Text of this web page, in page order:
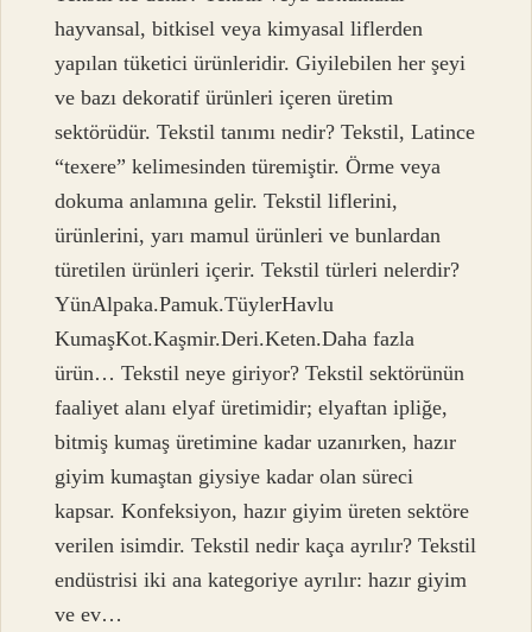
hayvansal, bitkisel veya kimyasal liflerden
yapılan tüketici ürünleridir. Giyilebilen her şeyi
ve bazı dekoratif ürünleri içeren üretim
sektörüdür. Tekstil tanımı nedir? Tekstil, Latince
“texere” kelimesinden türemiştir. Örme veya
dokuma anlamına gelir. Tekstil liflerini,
ürünlerini, yarı mamul ürünleri ve bunlardan
türetilen ürünleri içerir. Tekstil türleri nelerdir?
YünAlpaka.Pamuk.TüylerHavlu
KumaşKot.Kaşmir.Deri.Keten.Daha fazla
ürün… Tekstil neye giriyor? Tekstil sektörünün
faaliyet alanı elyaf üretimidir; elyaftan ipliğe,
bitmiş kumaş üretimine kadar uzanırken, hazır
giyim kumaştan giysiye kadar olan süreci
kapsar. Konfeksiyon, hazır giyim üreten sektöre
verilen isimdir. Tekstil nedir kaça ayrılır? Tekstil
endüstrisi iki ana kategoriye ayrılır: hazır giyim
ve ev…